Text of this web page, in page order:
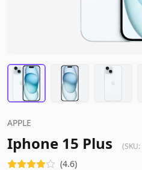
APPLE
Iphone 15 Plus (SKU:
(4.6)